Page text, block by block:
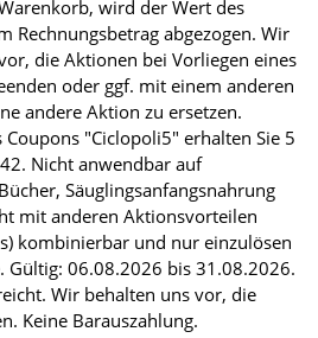
wird der Wert des
Rechnungsbetrag abgezogen. Wir
die Aktionen bei Vorliegen eines
oder ggf. mit einem anderen
andere Aktion zu ersetzen.
"Ciclopoli5" erhalten Sie 5
Nicht anwendbar auf
Säuglingsanfangsnahrung
mit anderen Aktionsvorteilen
kombinierbar und nur einzulösen
Gültig: 06.08.2026 bis 31.08.2026.
Wir behalten uns vor, die
Keine Barauszahlung.